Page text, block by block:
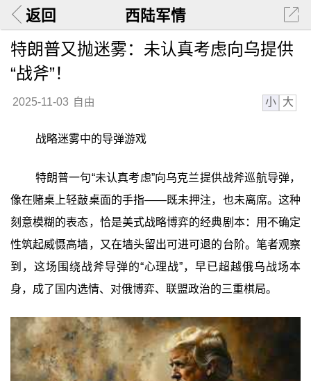
返回 西陆军情
特朗普又抛迷雾：未认真考虑向乌提供
“战斧”！
2025-11-03 自由 小 大
战略迷雾中的导弹游戏
特朗普一句“未认真考虑”向乌克兰提供战斧巡航导弹，
像在赌桌上轻敲桌面的手指——既未押注，也未离席。这种
刻意模糊的表态，恰是美式战略博弈的经典剧本：用不确定
性筑起威慑高墙，又在墙头留出可进可退的台阶。笔者观察
到，这场围绕战斧导弹的“心理战”，早已超越俄乌战场本
身，成了国内选情、对俄博弈、联盟政治的三重棋局。